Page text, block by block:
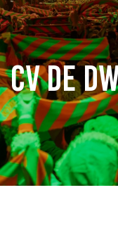
CV De